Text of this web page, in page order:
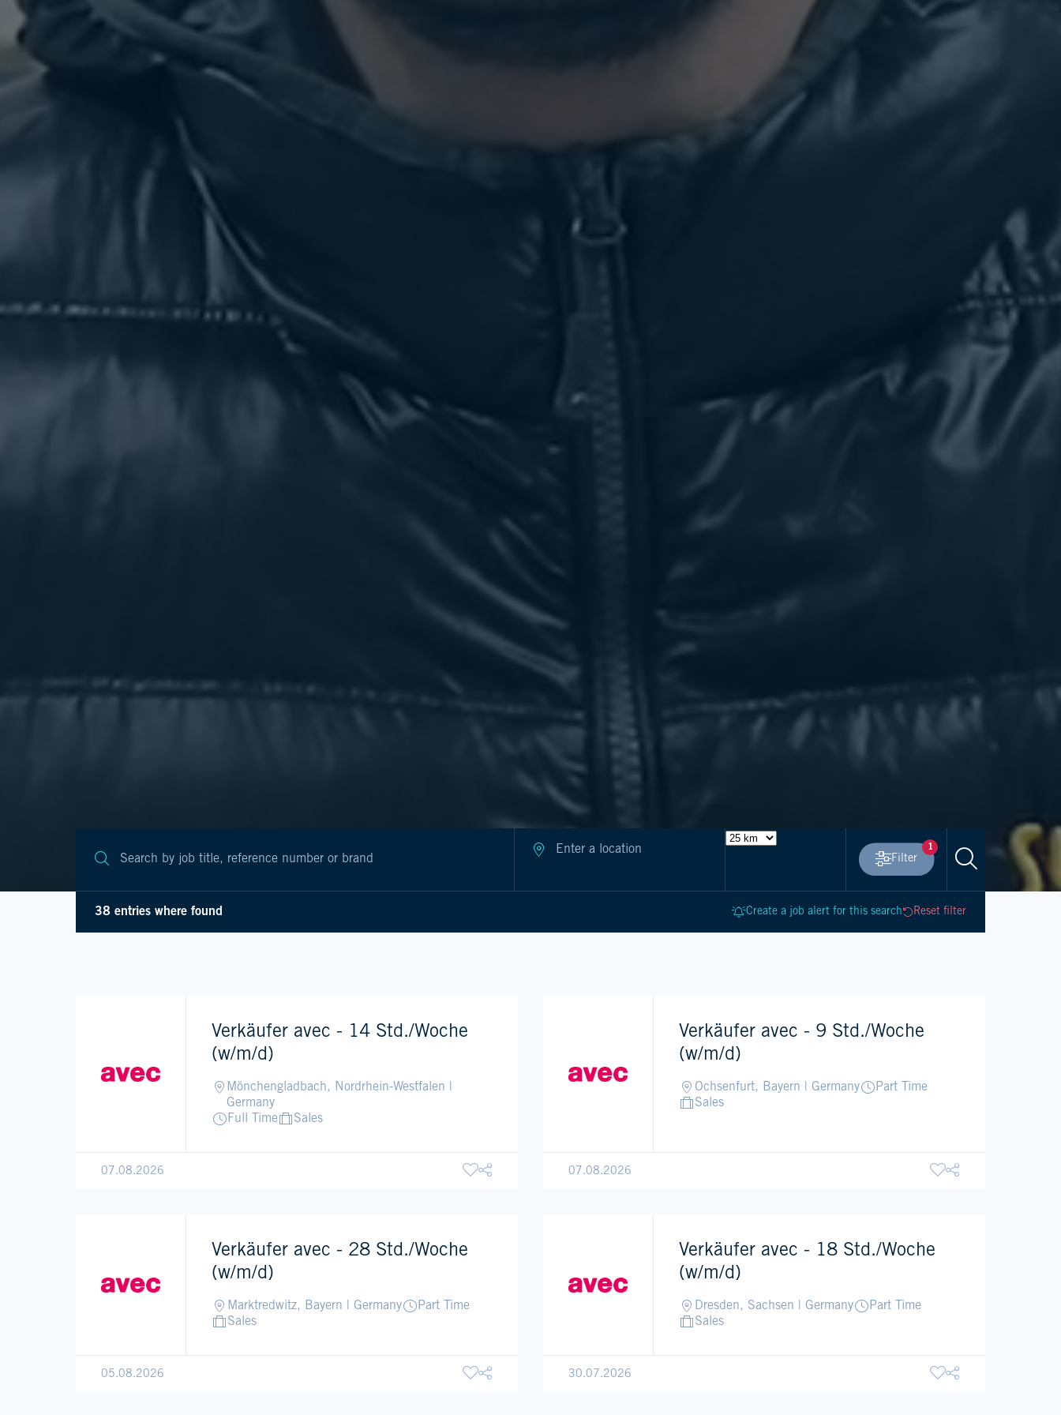
1
Advanced filters
Filter
38 entries where found Create a job alert for this search Reset filter
Verkäufer avec - 14 Std./Woche
(w/m/d)
Mönchengladbach, Nordrhein-Westfalen |
Germany
Full Time
Sales
07.08.2026
Verkäufer avec - 9 Std./Woche
(w/m/d)
Ochsenfurt, Bayern | Germany
Part Time
Sales
07.08.2026
Verkäufer avec - 28 Std./Woche
(w/m/d)
Marktredwitz, Bayern | Germany
Part Time
Sales
05.08.2026
Verkäufer avec - 18 Std./Woche
(w/m/d)
Dresden, Sachsen | Germany
Part Time
Sales
30.07.2026